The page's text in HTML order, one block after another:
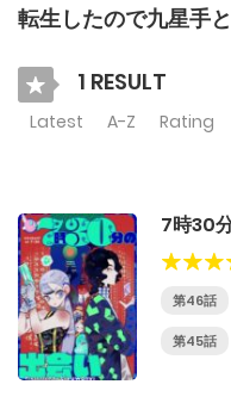
転生したので九星手
1 RESULT
Latest A-Z Rating
7時30
第46話
第45話